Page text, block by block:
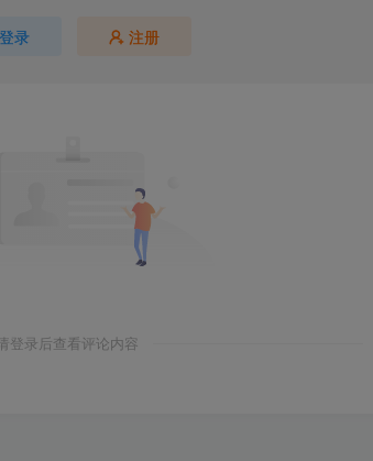
登录 注册
登录后查看评论内容